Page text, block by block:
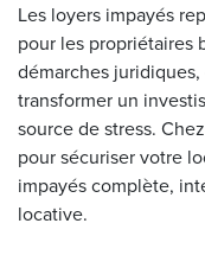
Les loyers impayés
pour les propriétaires
démarches
transformer un
source de stress.
pour sécuriser votre
impayés complète,
locative.